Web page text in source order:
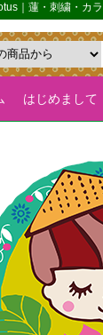
するためのフ
｜蓮・刺繍・カ
はじめまして